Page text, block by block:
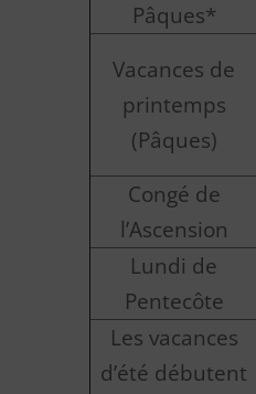
Pâques*
Vacances de
printemps
(Pâques)
Congé de
l’Ascension
Lundi de
Pentecôte
Les vacances
d’été débutent